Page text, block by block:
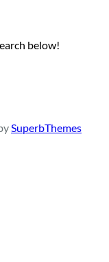
below!
SuperbThemes